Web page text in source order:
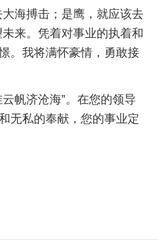
海搏击；是鹰，就应该去
来。凭着对事业的执着和
。我将满怀豪情，勇敢接
帆济沧海”。在您的领导
无私的奉献，您的事业定